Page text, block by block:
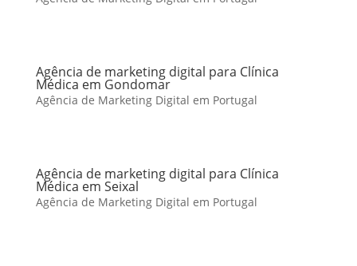
Agência de marketing digital para Clínica
Médica em Gondomar
Agência de Marketing Digital em Portugal
Agência de marketing digital para Clínica
Médica em Seixal
Agência de Marketing Digital em Portugal